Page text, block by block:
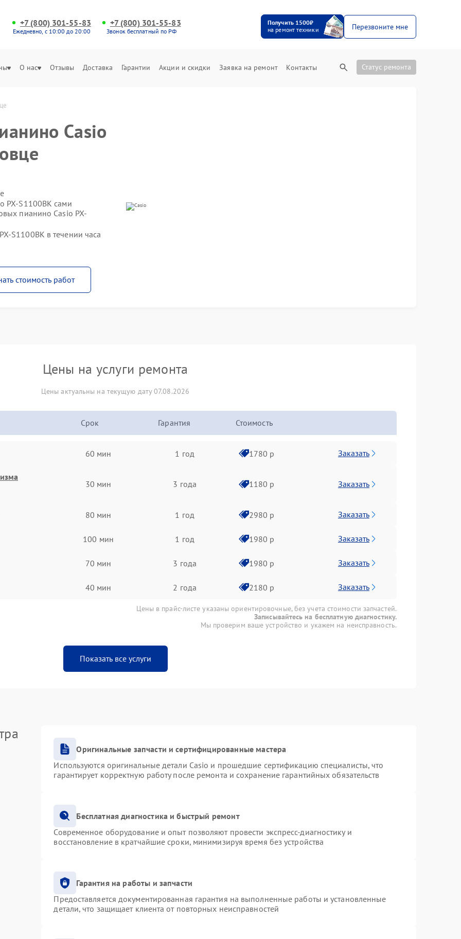
+7 (800) 301-55-83
Ежедневно, с 10:00 до 20:00
+7 (800) 301-55-83
Звонок бесплатный по РФ
Получить 1500₽
на ремонт техники
Перезвоните мне
О нас Отзывы Доставка Гарантии Акции и скидки Заявка на ремонт Контакты Статус ремонта
Casio
PX-S1100BK сами
пианино Casio PX-
S1100BK в течении часа
стоимость работ
Цены на услуги ремонта
Цены актуальны на текущую дату 07.08.2026
Срок Гарантия Стоимость
60 мин 1 год 1780 р Заказать
30 мин 3 года 1180 р Заказать
80 мин 1 год 2980 р Заказать
100 мин 1 год 1980 р Заказать
70 мин 3 года 1980 р Заказать
40 мин 2 года 2180 р Заказать
Цены в прайс-листе указаны ориентировочные, без учета стоимости запчастей.
Записывайтесь на бесплатную диагностику.
Мы проверим ваше устройство и укажем на неисправность.
Показать все услуги
Оригинальные запчасти и сертифицированные мастера
Используются оригинальные детали Casio и прошедшие сертификацию специалисты, что
гарантирует корректную работу после ремонта и сохранение гарантийных обязательств
Бесплатная диагностика и быстрый ремонт
Современное оборудование и опыт позволяют провести экспресс-диагностику и
восстановление в кратчайшие сроки, минимизируя время без устройства
Гарантия на работы и запчасти
Предоставляется документированная гарантия на выполненные работы и установленные
детали, что защищает клиента от повторных неисправностей